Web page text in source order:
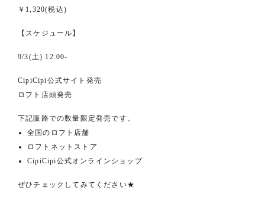
￥1,320(税込)
【スケジュール】
9/3(土) 12:00-
CipiCipi公式サイト発売
ロフト店頭発売
下記販路での数量限定発売です。
全国のロフト店舗
ロフトネットストア
CipiCipi公式オンラインショップ
ぜひチェックしてみてください★